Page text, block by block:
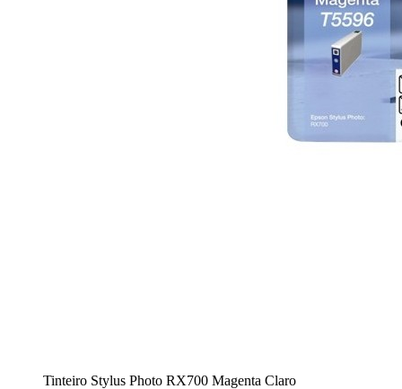
Tinteiro Stylus Photo RX700 Magenta Claro